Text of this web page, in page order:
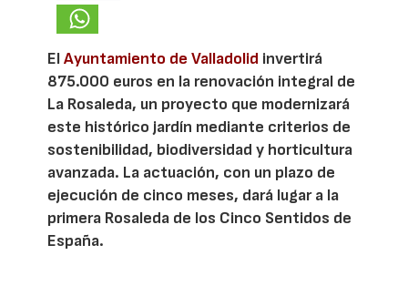
ElAyuntamiento de Valladolid invertirá
875.000 euros en la renovación integral de
La Rosaleda, un proyecto que modernizará
este histórico jardín mediante criterios de
sostenibilidad, biodiversidad y horticultura
avanzada. La actuación, con un plazo de
ejecución de cinco meses, dará lugar a la
primera Rosaleda de los Cinco Sentidos de
España.